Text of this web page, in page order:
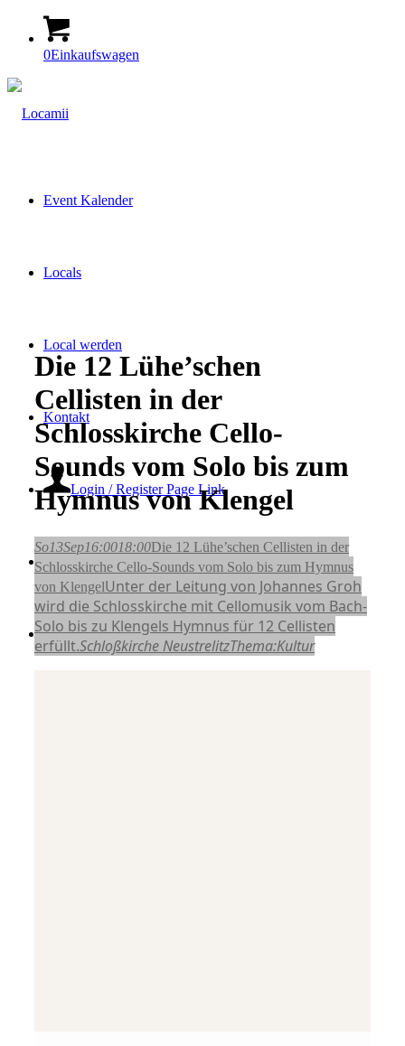
0Einkaufswagen
Event Kalender
Locals
Local werden
Kontakt
Login / Register Page Link
Suche
Menü Menü
Die 12 Lühe’schen
Cellisten in der
Schlosskirche Cello-
Sounds vom Solo bis zum
Hymnus von Klengel
So13Sep16:0018:00Die 12 Lühe’schen Cellisten in der
Schlosskirche Cello-Sounds vom Solo bis zum Hymnus
von KlengelUnter der Leitung von Johannes Groh
wird die Schlosskirche mit Cellomusik vom Bach-
Solo bis zu Klengels Hymnus für 12 Cellisten
erfüllt.Schloßkirche NeustrelitzThema:Kultur